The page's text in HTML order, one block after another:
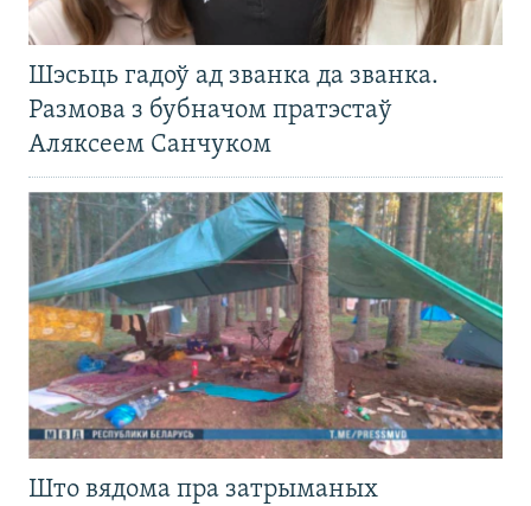
Шэсьць гадоў ад званка да званка.
Размова з бубначом пратэстаў
Аляксеем Санчуком
Што вядома пра затрыманых